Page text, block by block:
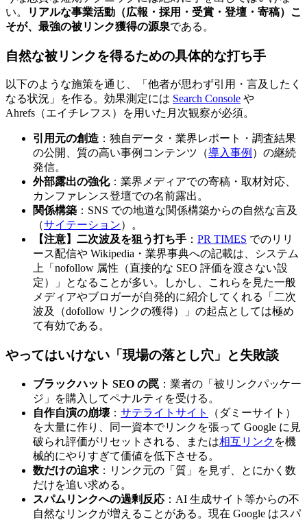
い。
リアルな事業活動（広報・採用・受賞・登壇・寄稿）こ
そが、最強の被リンク獲得の源泉である。
自然な被リンクを得るための具体的な打ち手
以下のような施策を通じ、「他者が思わず引用・言及したく
なる状況」を作る。効果測定には Search Console や
Ahrefs（エイチレフス）を用いた月次観察が必須。
引用元の創造 ：独自データ・業界レポート・調査結果
の公開、質の高い事例コンテンツ（導入事例 ）の継続
発信。
外部露出の強化：業界メディアでの寄稿・取材対応、
カンファレンス登壇での名前露出。
関係構築 ：SNS での地道な関係構築からの自然な言及
（サイテーション）。
【注意】二次波及を狙う打ち手 ： PR TIMES でのリリ
ース配信や Wikipedia・業界事典への記載は、システム
上「nofollow 属性（直接的な SEO 評価を渡さない設
定）」となることが多い。しかし、これらを見た一般
メディアやブロガーが自発的に紹介してくれる「二次
波及（dofollow リンクの獲得）」の起点としては極め
て有効である。
やってはいけない「現場の落とし穴」と失敗談
ブラックハット SEO の罠 ：業者の「被リンクパッケー
ジ」を購入してペナルティを受ける。
自作自演の崩壊： サテライトサイト
（ダミーサイト）
を大量に作り、同一資本でリンクを張って Google に見
破られ評価がリセットされる、または相互リンク を機
械的にやりすぎて価値を低下させる。
数だけの追求 ：リンク元の「質」を見ず、とにかく数
だけを追い求める。
スパムリンクへの過剰反応 ：AI 生成サイト等からの不
自然なリンクが増えることがある。現在 Google はスパ